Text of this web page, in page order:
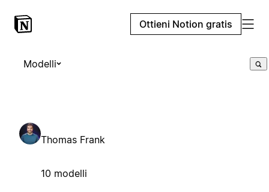
Ottieni Notion gratis
Modelli
Thomas Frank
10 modelli